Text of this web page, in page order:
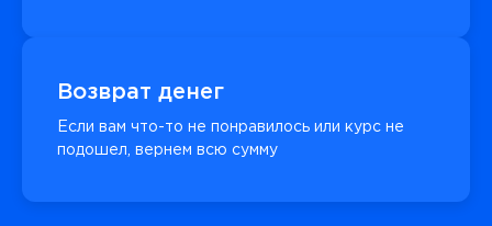
Возврат денег
Если вам что-то не понравилось или курс не
подошел, вернем всю сумму